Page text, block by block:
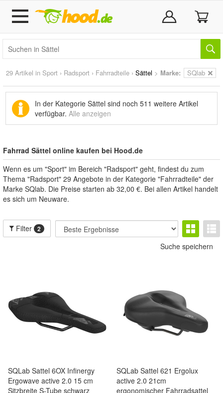
29 Artikel in Sport › Radsport › Fahrradteile › Sättel > Marke: SQlab
In der Kategorie Sättel sind noch 511 weitere Artikel
verfügbar. Alle anzeigen
Fahrrad Sättel online kaufen bei Hood.de
Wenn es um "Sport" im Bereich "Radsport" geht, findest du zum
Thema "Radsport" 29 Angebote in der Kategorie "Fahrradteile" der
Marke SQlab. Die Preise starten ab 32,00 €. Bei allen Artikel handelt
es sich um Neuware.
Filter 2
Suche speichern
SQLab Sattel 6OX Infinergy
Ergowave active 2.0 15 cm
Sitzbreite S-Tube schwarz
SQLab Sattel 621 Ergolux
active 2.0 21cm
ergonomischer Fahrradsattel